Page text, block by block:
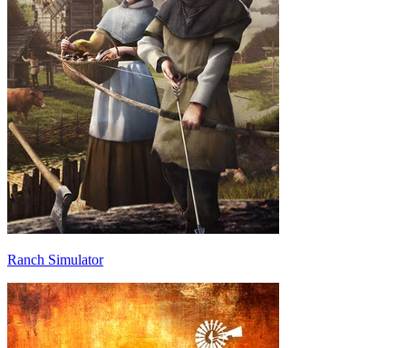
Ranch Simulator